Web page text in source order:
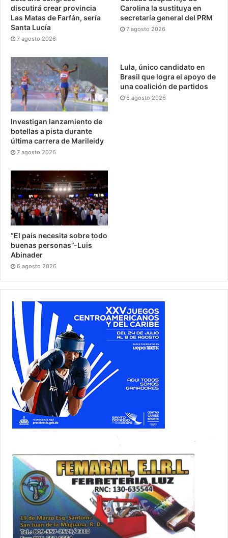
discutirá crear provincia
Las Matas de Farfán, sería
Santa Lucía
7 agosto 2026
Carolina la sustituya en
secretaría general del PRM
7 agosto 2026
Investigan lanzamiento de
botellas a pista durante
última carrera de Marileidy
7 agosto 2026
Lula, único candidato en
Brasil que logra el apoyo de
una coalición de partidos
6 agosto 2026
“El país necesita sobre todo
buenas personas”-Luis
Abinader
6 agosto 2026